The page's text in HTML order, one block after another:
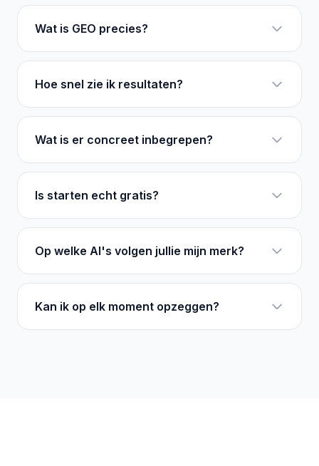
Wat is GEO precies?
Hoe snel zie ik resultaten?
Wat is er concreet inbegrepen?
Is starten echt gratis?
Op welke AI's volgen jullie mijn merk?
Kan ik op elk moment opzeggen?